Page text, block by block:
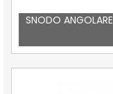
SNODO ANGOLARE